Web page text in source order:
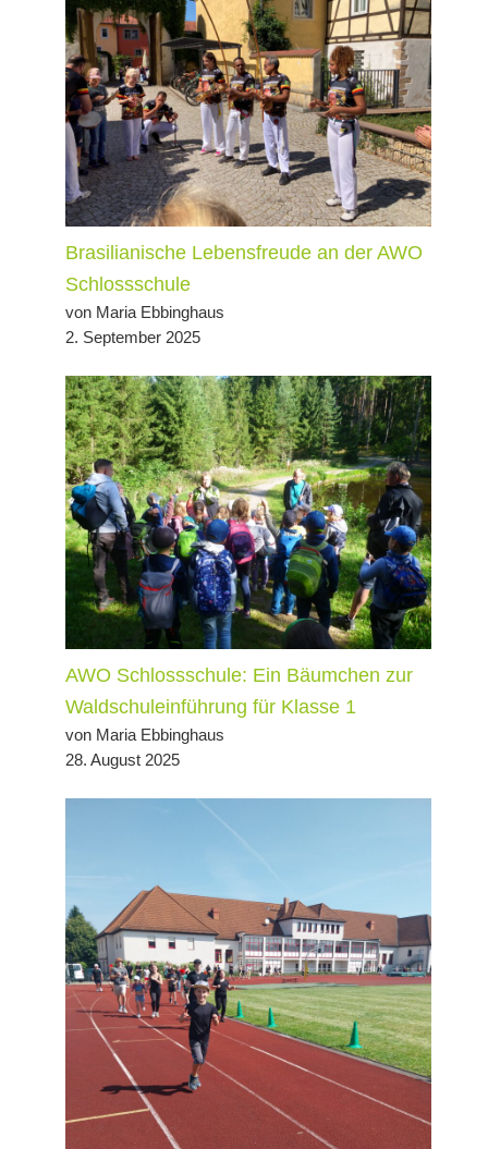
Brasilianische Lebensfreude an der AWO
Schlossschule
von Maria Ebbinghaus
2. September 2025
AWO Schlossschule: Ein Bäumchen zur
Waldschuleinführung für Klasse 1
von Maria Ebbinghaus
28. August 2025